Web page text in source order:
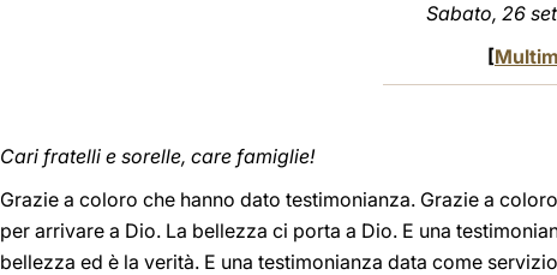
Sabato, 26
[
Cari fratelli e sorelle, care famiglie!
Grazie a coloro che hanno dato testimonianza. Grazie a
per arrivare a Dio. La bellezza ci porta a Dio. E una
bellezza ed è la verità. E una testimonianza data come